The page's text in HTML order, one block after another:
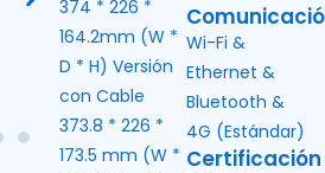
374 * 226 *
164.2mm (W *
D * H) Versión
con Cable
373.8 * 226 *
173.5 mm (W *
Wi-Fi &
Ethernet &
Bluetooth &
4G (Estándar)
Certificación